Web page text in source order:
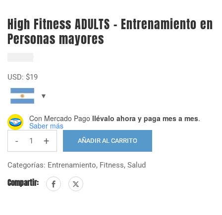
High Fitness ADULTS – Entrenamiento en
Personas mayores
USD: $19
Con Mercado Pago llévalo ahora y paga mes a mes.
Saber más
-
High
-
+ AÑADIR AL CARRITO
Categorías: Entrenamiento, Fitness, Salud
Compartir: